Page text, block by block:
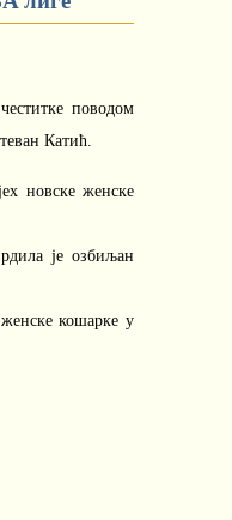
поводом
Катић.
новске женске
је озбиљан
кошарке у